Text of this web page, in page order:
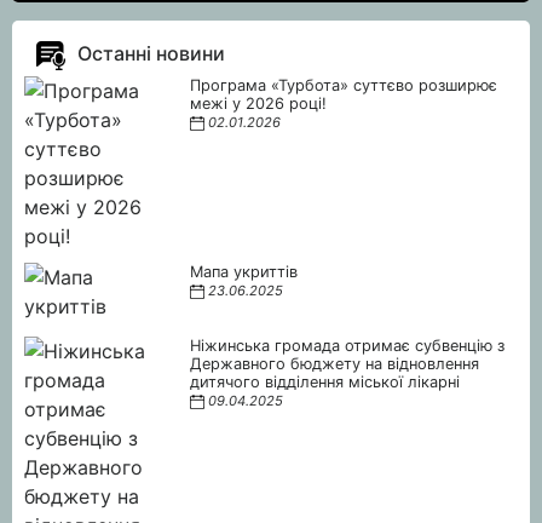
Останні новини
Програма «Турбота» суттєво розширює
межі у 2026 році!
02.01.2026
Мапа укриттів
23.06.2025
Ніжинська громада отримає субвенцію з
Державного бюджету на відновлення
дитячого відділення міської лікарні
09.04.2025